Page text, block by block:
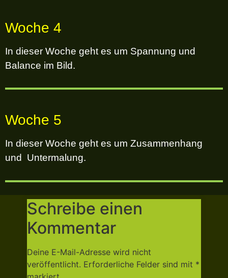
Woche 4
In dieser Woche geht es um Spannung und
Balance im Bild.
Woche 5
In dieser Woche geht es um Zusammenhang
und Untermalung.
Schreibe einen
Kommentar
Deine E-Mail-Adresse wird nicht
veröffentlicht. Erforderliche Felder sind mit *